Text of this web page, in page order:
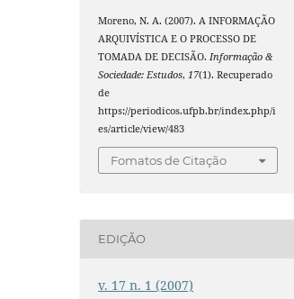
Moreno, N. A. (2007). A INFORMAÇÃO
ARQUIVÍSTICA E O PROCESSO DE
TOMADA DE DECISÃO.Informação &
Sociedade: Estudos,17(1). Recuperado
de
https://periodicos.ufpb.br/index.php/i
es/article/view/483
Fomatos de Citação
EDIÇÃO
v. 17 n. 1 (2007)